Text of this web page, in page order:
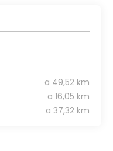
a 49,52 km
a 16,05 km
a 37,32 km